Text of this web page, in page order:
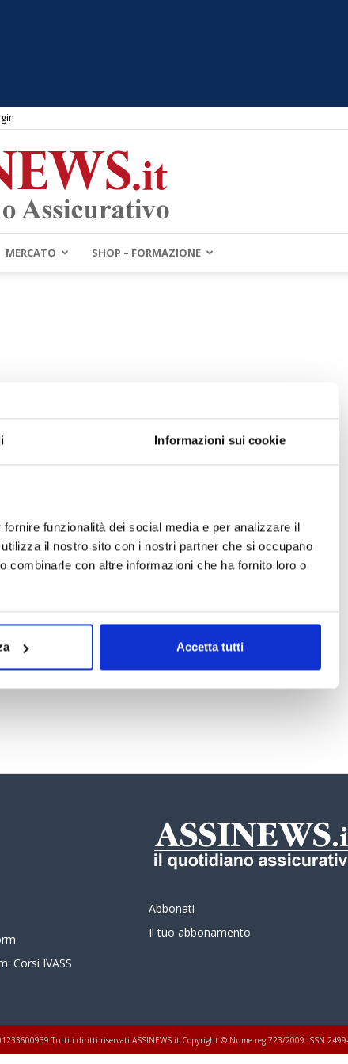
Informazioni sui cookie
funzionalità dei social media e per analizzare il
il nostro sito con i nostri partner che si occupano
combinarle con altre informazioni che ha fornito loro o
Accetta tutti
MERCATO SHOP – FORMAZIONE
Corsi IVASS
Abbonati
Il tuo abbonamento
Tutti i diritti riservati ASSINEWS.it Copyright © Nume reg 723/2009 ISSN